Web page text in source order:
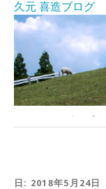
久元 喜造ブログ
日: 2018年5月24日